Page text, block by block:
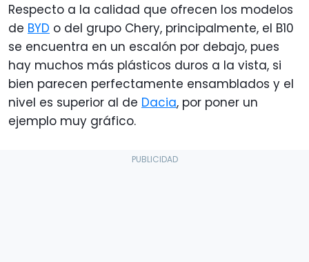
Respecto a la calidad que ofrecen los modelos
de BYD o del grupo Chery, principalmente, el B10
se encuentra en un escalón por debajo, pues
hay muchos más plásticos duros a la vista, si
bien parecen perfectamente ensamblados y el
nivel es superior al de Dacia, por poner un
ejemplo muy gráfico.